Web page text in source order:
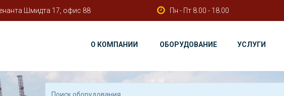
Шмидта 17, офис 88 Пн - Пт 8.00 - 18.00
О КОМПАНИИ ОБОРУДОВАНИЕ УСЛУГИ